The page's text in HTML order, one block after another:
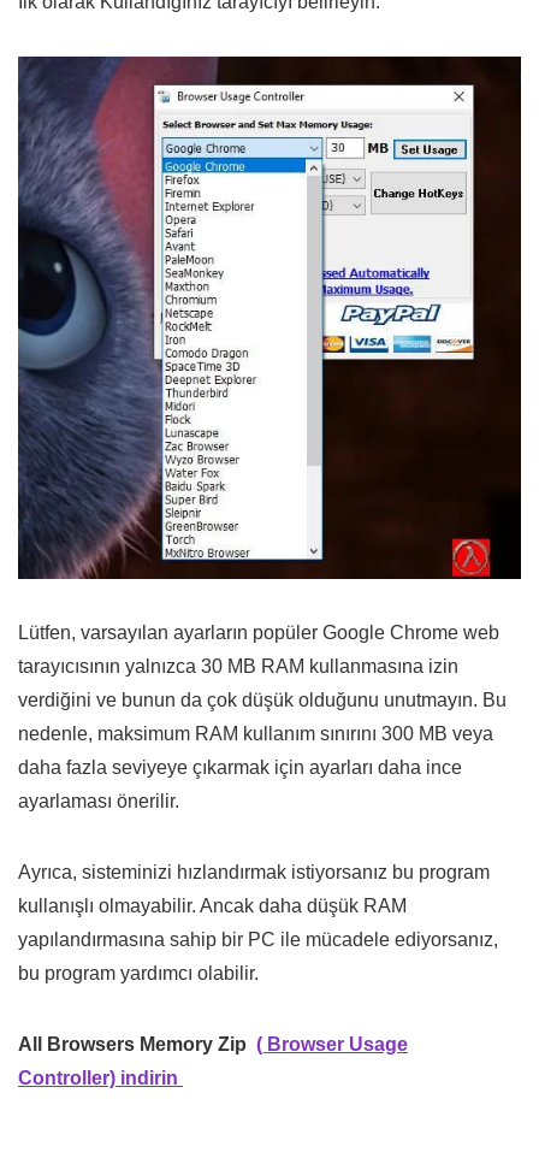
Lütfen, varsayılan ayarların popüler Google Chrome web
tarayıcısının yalnızca 30 MB RAM kullanmasına izin
verdiğini ve bunun da çok düşük olduğunu unutmayın. Bu
nedenle, maksimum RAM kullanım sınırını 300 MB veya
daha fazla seviyeye çıkarmak için ayarları daha ince
ayarlaması önerilir.
Ayrıca, sisteminizi hızlandırmak istiyorsanız bu program
kullanışlı olmayabilir. Ancak daha düşük RAM
yapılandırmasına sahip bir PC ile mücadele ediyorsanız,
bu program yardımcı olabilir.
All Browsers Memory Zip ( Browser Usage
Controller) indirin